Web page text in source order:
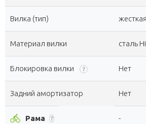
Вилка (тип) жесткая
Материал вилки сталь
Блокировка вилки ? Нет
Задний амортизатор Нет
directions_bike Рама ? -